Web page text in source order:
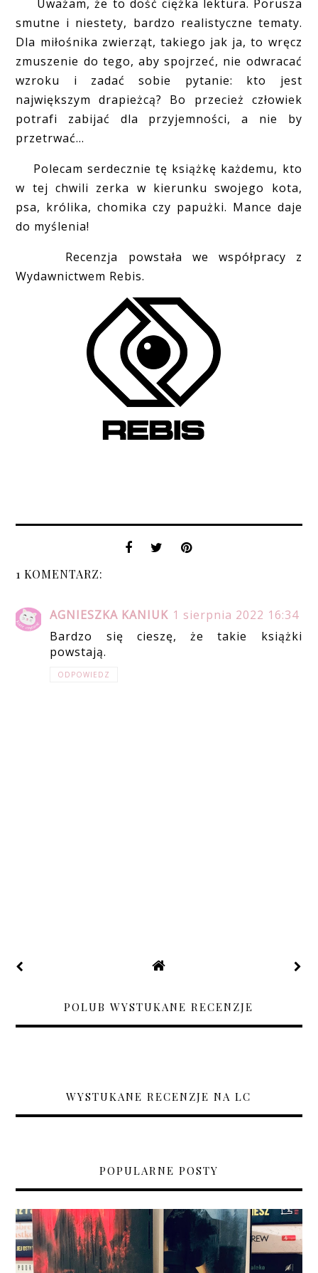
Uważam, że to dość ciężka lektura. Porusza
smutne i niestety, bardzo realistyczne tematy.
Dla miłośnika zwierząt, takiego jak ja, to wręcz
zmuszenie do tego, aby spojrzeć, nie odwracać
wzroku i zadać sobie pytanie: kto jest
największym drapieżcą? Bo przecież człowiek
potrafi zabijać dla przyjemności, a nie by
przetrwać...
Polecam serdecznie tę książkę każdemu, kto
w tej chwili zerka w kierunku swojego kota,
psa, królika, chomika czy papużki. Mance daje
do myślenia!
Recenzja powstała we współpracy z
Wydawnictwem Rebis.
1 KOMENTARZ:
AGNIESZKA KANIUK 1 sierpnia 2022 16:34
Bardzo się cieszę, że takie książki
powstają.
ODPOWIEDZ
POLUB WYSTUKANE RECENZJE
WYSTUKANE RECENZJE NA LC
POPULARNE POSTY